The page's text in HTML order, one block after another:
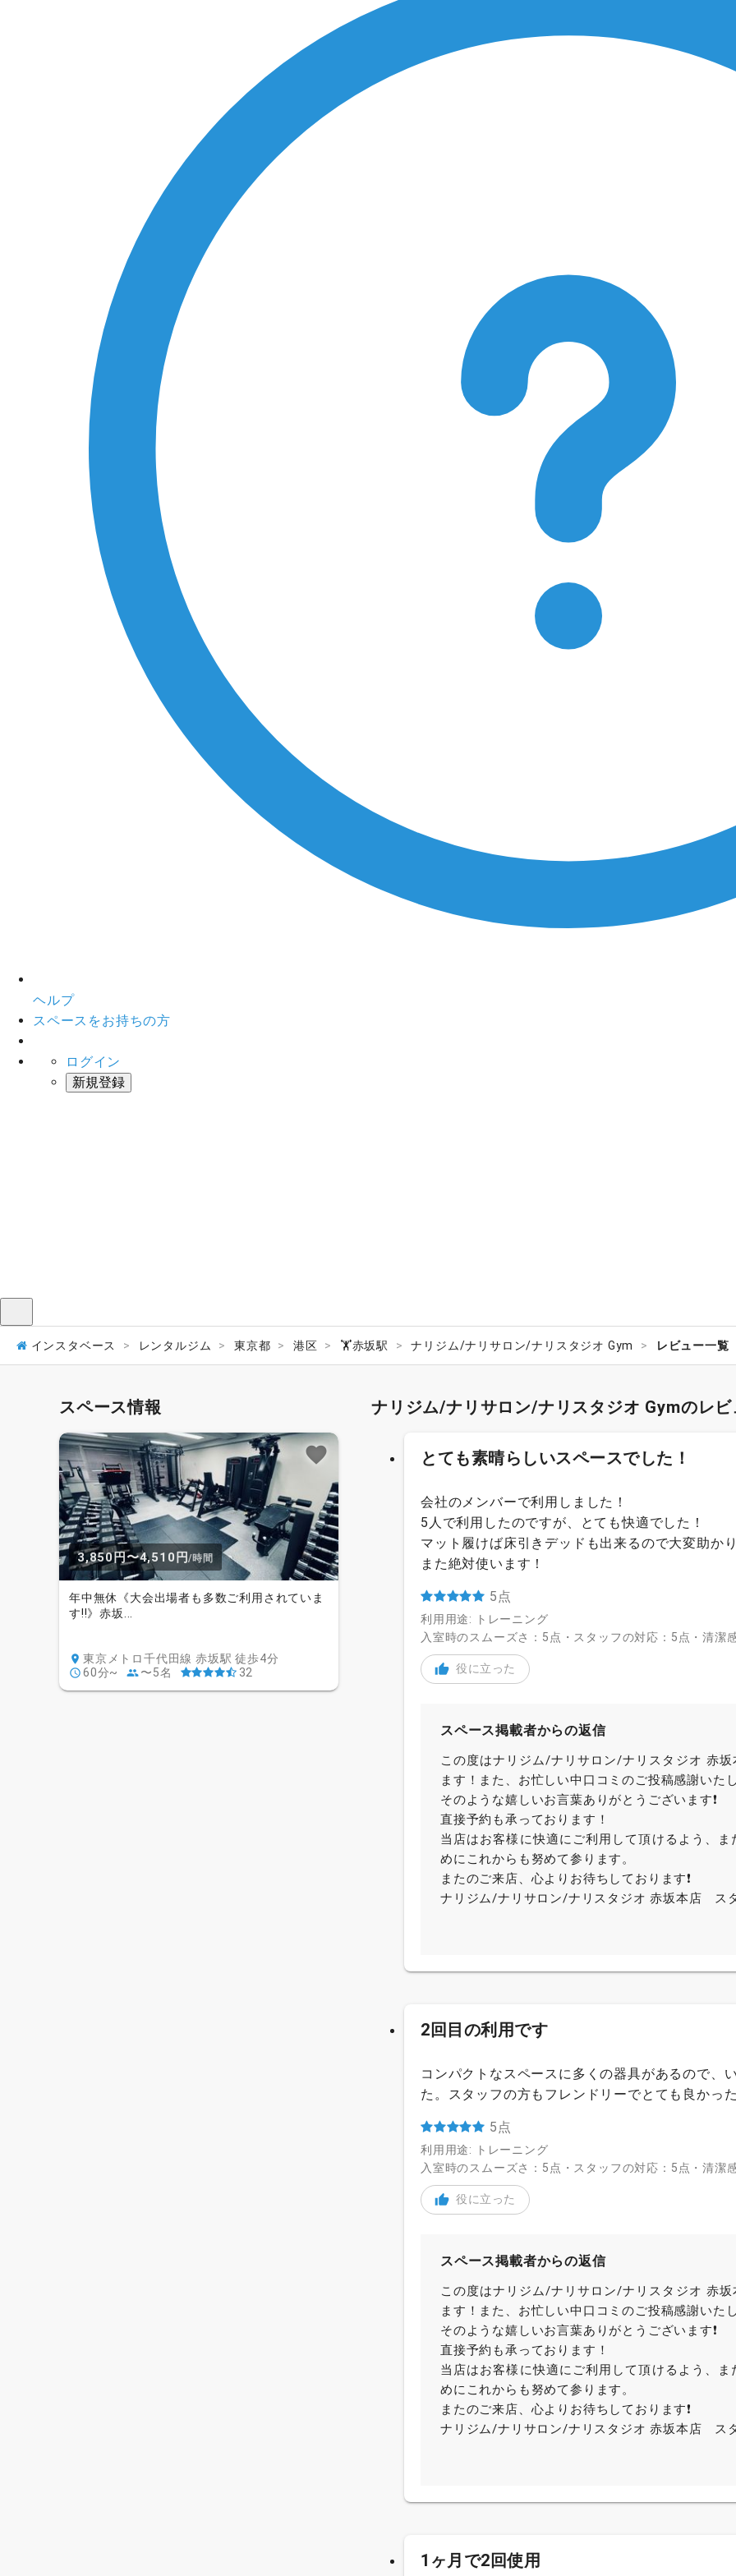
ヘルプ
スペースをお持ちの方
ログイン
新規登録
インスタベース レンタルジム 東京都 港区 🏋️赤坂駅 ナリジム/ナリサロン/ナリスタジオ Gym レビュー一覧
スペース情報
3,850円〜4,510円/時間
年中無休《大会出場者も多数ご利用されていま
す!!》赤坂...
東京メトロ千代田線 赤坂駅 徒歩4分
60分~
〜5名 32
ナリジム/ナリサロン/ナリスタジオ Gymのレ
とても素晴らしいスペースでした！
会社のメンバーで利用しました！
5人で利用したのですが、とても快適でした！
マット履けば床引きデッドも出来るので大変助かり
また絶対使います！
5点
利用用途: トレーニング
入室時のスムーズさ：5点・スタッフの対応：5点・清潔
役に立った
スペース掲載者からの返信
この度はナリジム/ナリサロン/ナリスタジオ 赤
ます！また、お忙しい中口コミのご投稿感謝いたし
そのような嬉しいお言葉ありがとうございます❗️
直接予約も承っております！
当店はお客様に快適にご利用して頂けるよう、
めにこれからも努めて参ります。
またのご来店、心よりお待ちしております❗️
ナリジム/ナリサロン/ナリスタジオ 赤坂本店 ス
2回目の利用です
コンパクトなスペースに多くの器具があるので、
た。スタッフの方もフレンドリーでとても良かった
5点
利用用途: トレーニング
入室時のスムーズさ：5点・スタッフの対応：5点・清潔
役に立った
スペース掲載者からの返信
この度はナリジム/ナリサロン/ナリスタジオ 赤
ます！また、お忙しい中口コミのご投稿感謝いたし
そのような嬉しいお言葉ありがとうございます❗️
直接予約も承っております！
当店はお客様に快適にご利用して頂けるよう、
めにこれからも努めて参ります。
またのご来店、心よりお待ちしております❗️
ナリジム/ナリサロン/ナリスタジオ 赤坂本店 ス
1ヶ月で2回使用